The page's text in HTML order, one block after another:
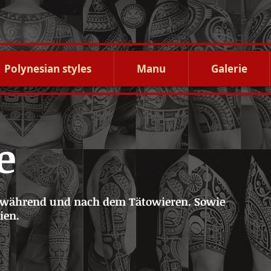
Polynesian styles Manu Galerie
und nach dem Tätowieren. Sowie